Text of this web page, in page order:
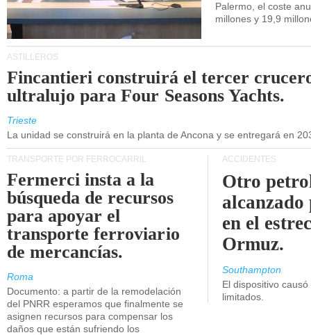
Palermo, el coste
millones y 19,9
ASTILLEROS
Fincantieri construirá el tercer
ultralujo para Four Seasons Yachts.
Trieste
La unidad se construirá en la planta de Ancona y se entregará en
TRANSPORTE POR FERROCARRIL
Fermerci insta a la
búsqueda de recursos
para apoyar el
transporte ferroviario
de mercancías.
Roma
Documento: a partir de la remodelación
del PNRR esperamos que finalmente se
asignen recursos para compensar los
daños que están sufriendo los
ACCIDENTES
Otro
en el
Ormuz.
Southampton
El dispositivo
limitados.